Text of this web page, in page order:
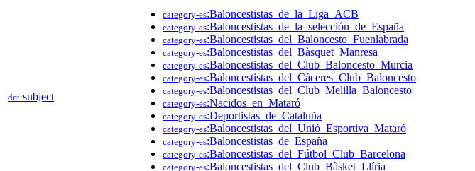
dct:subject
category-es:Baloncestistas_de_la_Liga_ACB
category-es:Baloncestistas_de_la_selección_de_España
category-es:Baloncestistas_del_Baloncesto_Fuenlabrada
category-es:Baloncestistas_del_Bàsquet_Manresa
category-es:Baloncestistas_del_Club_Baloncesto_Murcia
category-es:Baloncestistas_del_Cáceres_Club_Baloncesto
category-es:Baloncestistas_del_Club_Melilla_Baloncesto
category-es:Nacidos_en_Mataró
category-es:Deportistas_de_Cataluña
category-es:Baloncestistas_del_Unió_Esportiva_Mataró
category-es:Baloncestistas_de_España
category-es:Baloncestistas_del_Fútbol_Club_Barcelona
category-es:Baloncestistas_del_Club_Bàsket_Llíria